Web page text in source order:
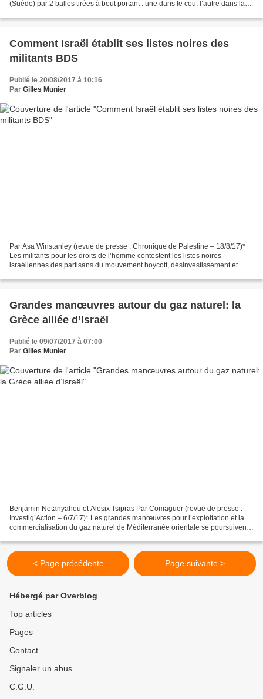
(Suède) par 2 balles tirées à bout portant : une dans le cou, l’autre dans la
Comment Israël établit ses listes noires des
militants BDS
Publié le 20/08/2017 à 10:16
Par Gilles Munier
Par Asa Winstanley (revue de presse : Chronique de Palestine – 18/8/17)*
Les militants pour les droits de l’homme contestent les listes noires
israéliennes des partisans du mouvement boycott, désinvestissement et
Grandes manœuvres autour du gaz naturel: la
Grèce alliée d’Israël
Publié le 09/07/2017 à 07:00
Par Gilles Munier
Benjamin Netanyahou et Alesix Tsipras Par Comaguer (revue de presse :
Investig’Action – 6/7/17)* Les grandes manœuvres pour l’exploitation et la
commercialisation du gaz naturel de Méditerranée orientale se poursuivent.
< Page précédente Page suivante >
Hébergé par Overblog
Top articles
Pages
Contact
Signaler un abus
C.G.U.